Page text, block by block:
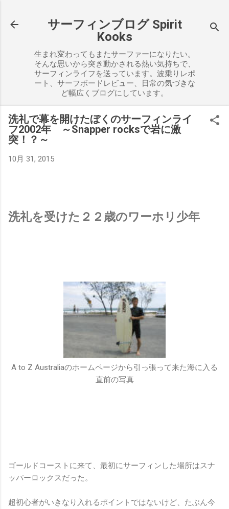
サーフィンブログ Spirit
Kooks
生まれ変わってもまたサーファーになりたい。
そんな思いから突き動かされる熱い気持ちで、
サーフィンライフを送っています。波乗りレポ
ート、サーフボードレビュー、日常の気づきな
ど幅広くブログにしています。
洗礼で幕を開けたぼくのサーフィンライ
フ2002年 ～Snapper rocksで岩に激
突！？～
10月 31, 2015
洗礼を受けた２２歳のワーホリ少年
A to Z Australiaのホームページから引っ張って来た海に入る
直前の写真
ゴールドコーストに来て、最初にサーフィンした場所はスナ
ッパーロックスだった。
超初心者がいきなり入れるポイントではないけど、たぶん今